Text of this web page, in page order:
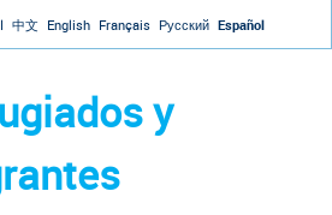
to navigation
中文 English Français Русский Español
y